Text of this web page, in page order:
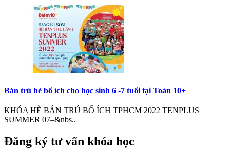
Bán trú hè bổ ích cho học sinh 6 -7 tuổi tại Toán 10+
KHÓA HÈ BÁN TRÚ BỔ ÍCH TPHCM 2022 TENPLUS
SUMMER 07–&nbs..
Đăng ký tư vấn khóa học